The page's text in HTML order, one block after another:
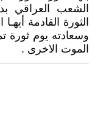
الشعب العراقي
الثورة القادمة
وسعادته يوم ثورة
الموت الاخرى .